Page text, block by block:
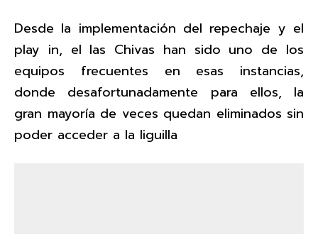
Desde la implementación del repechaje y el
play in, el las Chivas han sido uno de los
equipos frecuentes en esas instancias,
donde desafortunadamente para ellos, la
gran mayoría de veces quedan eliminados sin
poder acceder a la liguilla